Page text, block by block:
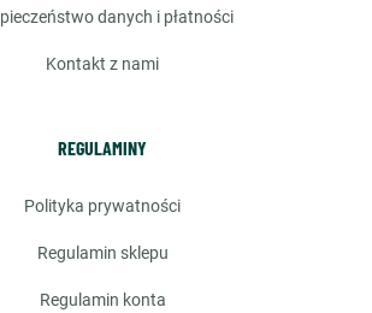
danych i płatności
kontakt z nami
REGULAMINY
polityka prywatności
regulamin sklepu
regulamin konta